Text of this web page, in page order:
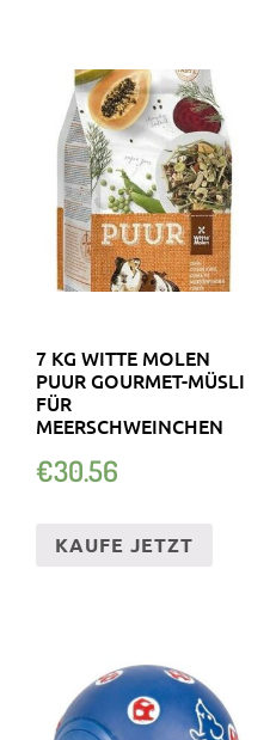
7 KG WITTE MOLEN
PUUR GOURMET-MÜSLI
FÜR
MEERSCHWEINCHEN
€30.56
KAUFE JETZT